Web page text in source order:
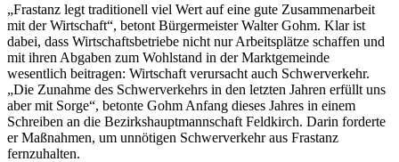
„Frastanz legt traditionell viel Wert auf eine gute Zusammenarbeit
mit der Wirtschaft“, betont Bürgermeister Walter Gohm. Klar ist
dabei, dass Wirtschaftsbetriebe nicht nur Arbeitsplätze schaffen und
mit ihren Abgaben zum Wohlstand in der Marktgemeinde
wesentlich beitragen: Wirtschaft verursacht auch Schwerverkehr.
„Die Zunahme des Schwerverkehrs in den letzten Jahren erfüllt uns
aber mit Sorge“, betonte Gohm Anfang dieses Jahres in einem
Schreiben an die Bezirkshauptmannschaft Feldkirch. Darin forderte
er Maßnahmen, um unnötigen Schwerverkehr aus Frastanz
fernzuhalten.